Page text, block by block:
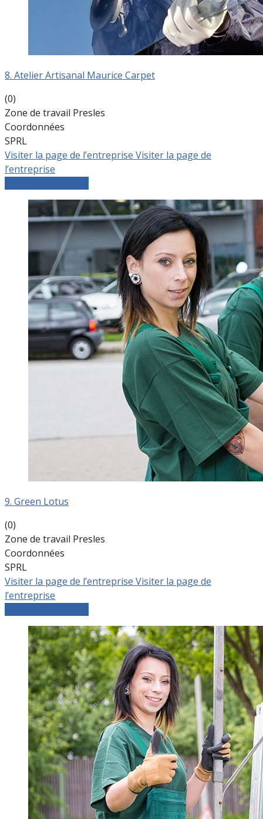
8. Atelier Artisanal Maurice Carpet
(0)
Zone de travail Presles
Coordonnées
SPRL
Visiter la page de l’entreprise Visiter la page de
l’entreprise
9. Green Lotus
(0)
Zone de travail Presles
Coordonnées
SPRL
Visiter la page de l’entreprise Visiter la page de
l’entreprise